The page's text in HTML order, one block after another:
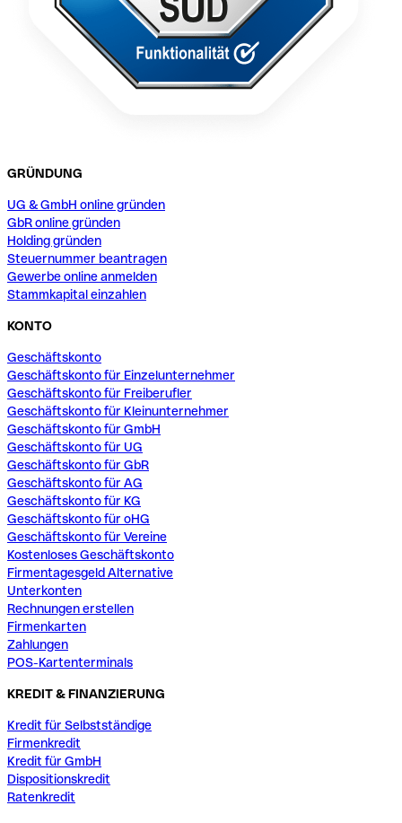
GRÜNDUNG
UG & GmbH online gründen
GbR online gründen
Holding gründen
Steuernummer beantragen
Gewerbe online anmelden
Stammkapital einzahlen
KONTO
Geschäftskonto
Geschäftskonto für Einzelunternehmer
Geschäftskonto für Freiberufler
Geschäftskonto für Kleinunternehmer
Geschäftskonto für GmbH
Geschäftskonto für UG
Geschäftskonto für GbR
Geschäftskonto für AG
Geschäftskonto für KG
Geschäftskonto für oHG
Geschäftskonto für Vereine
Kostenloses Geschäftskonto
Firmentagesgeld Alternative
Unterkonten
Rechnungen erstellen
Firmenkarten
Zahlungen
POS-Kartenterminals
KREDIT & FINANZIERUNG
Kredit für Selbstständige
Firmenkredit
Kredit für GmbH
Dispositionskredit
Ratenkredit